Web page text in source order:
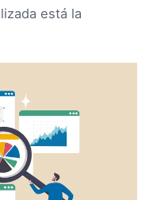
está la